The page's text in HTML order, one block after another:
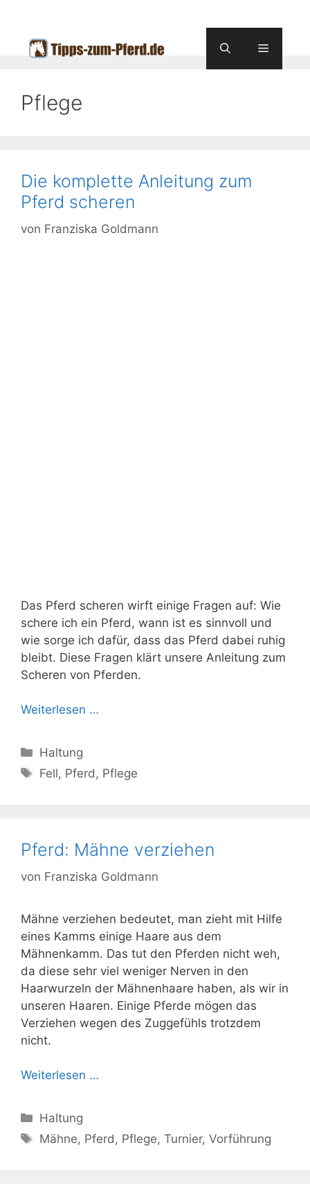
springen
Menü
Pflege
Die komplette Anleitung zum
Pferd scheren
von Franziska Goldmann
Das Pferd scheren wirft einige Fragen auf: Wie
schere ich ein Pferd, wann ist es sinnvoll und
wie sorge ich dafür, dass das Pferd dabei ruhig
bleibt. Diese Fragen klärt unsere Anleitung zum
Scheren von Pferden.
Weiterlesen …
Kategorien
Haltung
Schlagwörter
Fell, Pferd, Pflege
Pferd: Mähne verziehen
von Franziska Goldmann
Mähne verziehen bedeutet, man zieht mit Hilfe
eines Kamms einige Haare aus dem
Mähnenkamm. Das tut den Pferden nicht weh,
da diese sehr viel weniger Nerven in den
Haarwurzeln der Mähnenhaare haben, als wir in
unseren Haaren. Einige Pferde mögen das
Verziehen wegen des Zuggefühls trotzdem
nicht.
Weiterlesen …
Kategorien
Haltung
Schlagwörter
Mähne, Pferd, Pflege,Turnier,Vorführung